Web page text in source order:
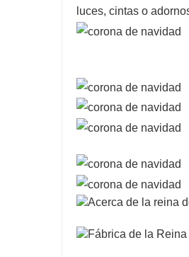
luces, cintas o